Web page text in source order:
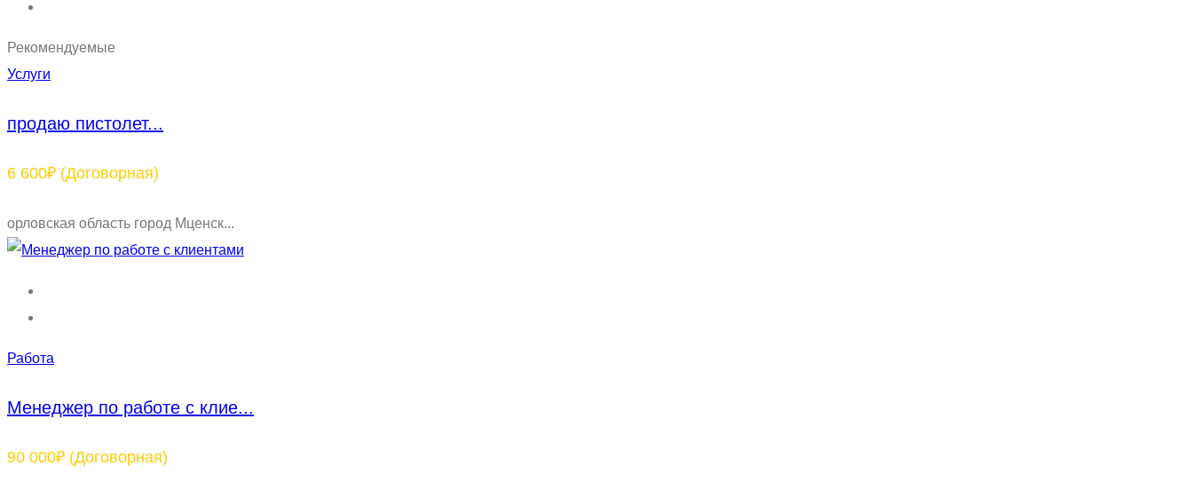
Рекомендуемые
Услуги
продаю пистолет...
6 600₽ (Договорная)
орловская область город Мценск...
Работа
Менеджер по работе с клие...
90 000₽ (Договорная)